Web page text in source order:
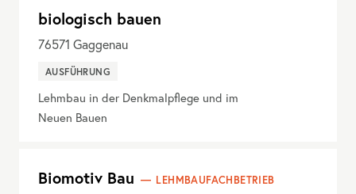
biologisch bauen
76571 Gaggenau
AUSFÜHRUNG
Lehmbau in der Denkmalpflege und im
Neuen Bauen
Biomotiv Bau LEHMBAUFACHBETRIEB